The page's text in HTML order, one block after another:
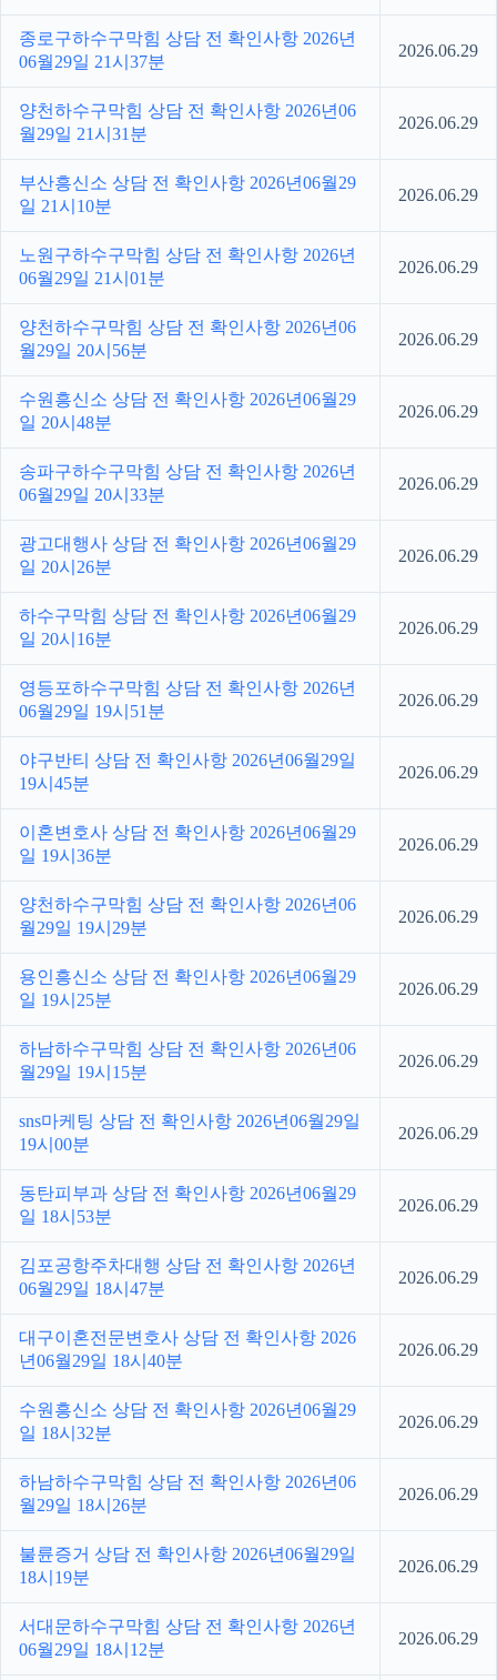
종로구하수구막힘 상담 전 확인사항 2026년
06월29일 21시37분
2026.06.29
양천하수구막힘 상담 전 확인사항 2026년06
월29일 21시31분
2026.06.29
부산흥신소 상담 전 확인사항 2026년06월29
일 21시10분
2026.06.29
노원구하수구막힘 상담 전 확인사항 2026년
06월29일 21시01분
2026.06.29
양천하수구막힘 상담 전 확인사항 2026년06
월29일 20시56분
2026.06.29
수원흥신소 상담 전 확인사항 2026년06월29
일 20시48분
2026.06.29
송파구하수구막힘 상담 전 확인사항 2026년
06월29일 20시33분
2026.06.29
광고대행사 상담 전 확인사항 2026년06월29
일 20시26분
2026.06.29
하수구막힘 상담 전 확인사항 2026년06월29
일 20시16분
2026.06.29
영등포하수구막힘 상담 전 확인사항 2026년
06월29일 19시51분
2026.06.29
야구반티 상담 전 확인사항 2026년06월29일
19시45분
2026.06.29
이혼변호사 상담 전 확인사항 2026년06월29
일 19시36분
2026.06.29
양천하수구막힘 상담 전 확인사항 2026년06
월29일 19시29분
2026.06.29
용인흥신소 상담 전 확인사항 2026년06월29
일 19시25분
2026.06.29
하남하수구막힘 상담 전 확인사항 2026년06
월29일 19시15분
2026.06.29
sns마케팅 상담 전 확인사항 2026년06월29일
19시00분
2026.06.29
동탄피부과 상담 전 확인사항 2026년06월29
일 18시53분
2026.06.29
김포공항주차대행 상담 전 확인사항 2026년
06월29일 18시47분
2026.06.29
대구이혼전문변호사 상담 전 확인사항 2026
년06월29일 18시40분
2026.06.29
수원흥신소 상담 전 확인사항 2026년06월29
일 18시32분
2026.06.29
하남하수구막힘 상담 전 확인사항 2026년06
월29일 18시26분
2026.06.29
불륜증거 상담 전 확인사항 2026년06월29일
18시19분
2026.06.29
서대문하수구막힘 상담 전 확인사항 2026년
06월29일 18시12분
2026.06.29